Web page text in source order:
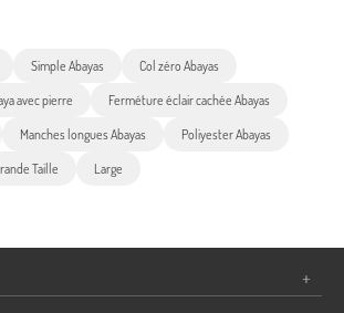
Simple Abayas Col zéro Abayas
avec pierre Ferméture éclair cachée Abayas
Manches longues Abayas Poliyester Abayas
Taille Large
+